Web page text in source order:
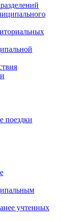
поездки
учтенных